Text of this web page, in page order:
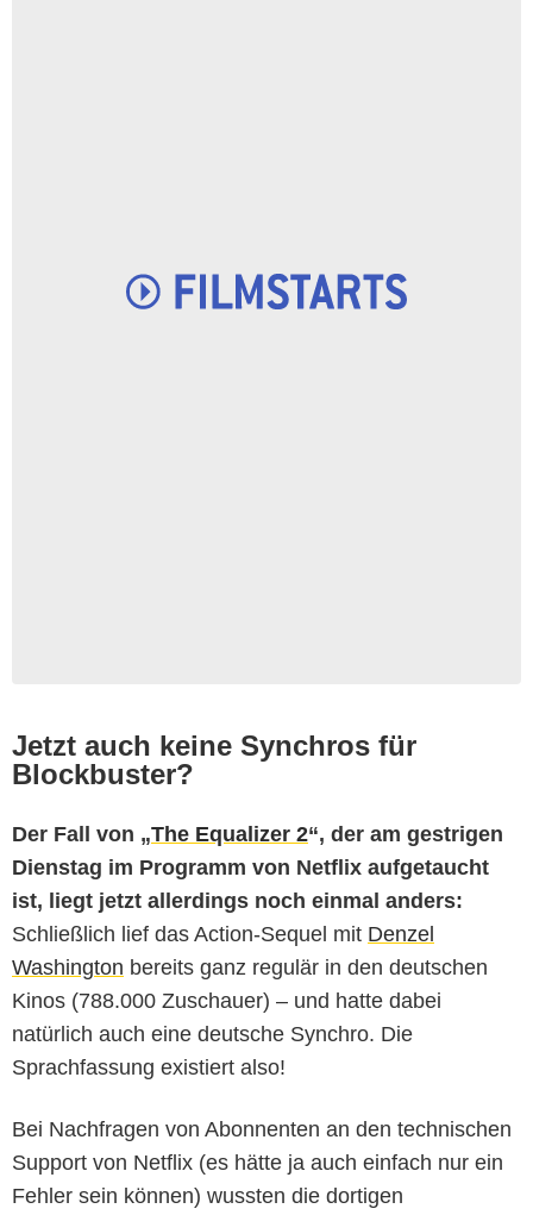
Jetzt auch keine Synchros für
Blockbuster?
Der Fall von „The Equalizer 2“, der am gestrigen
Dienstag im Programm von Netflix aufgetaucht
ist, liegt jetzt allerdings noch einmal anders:
Schließlich lief das Action-Sequel mit Denzel
Washington bereits ganz regulär in den deutschen
Kinos (788.000 Zuschauer) – und hatte dabei
natürlich auch eine deutsche Synchro. Die
Sprachfassung existiert also!
Bei Nachfragen von Abonnenten an den technischen
Support von Netflix (es hätte ja auch einfach nur ein
Fehler sein können) wussten die dortigen